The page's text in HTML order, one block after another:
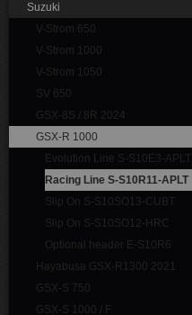
Suzuki
V-Strom 650
V-Strom 1000
V-Strom 1050
SV 650
GSX-8S / 8R 2024
GSX-R 1000
Evolution Line S-S10E3-APLT
Racing Line S-S10R11-APLT
Slip On S-S10SO13-CUBT
Slip On S-S10SO12-HRC
Optional header E-S10R6
Hayabusa GSX-R1300 2021
GSX-S 750
GSX-S 1000 / F